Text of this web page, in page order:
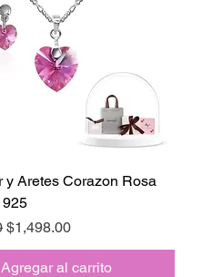
y Aretes Corazon Rosa
925
Precio de oferta
$1,498.00
Agregar al carrito